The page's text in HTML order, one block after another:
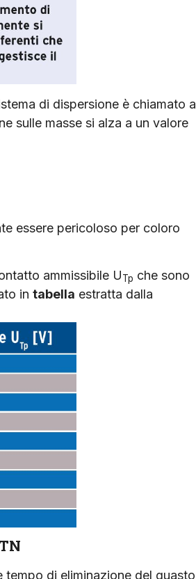
di dispersione è chiamato a
sulle masse si alza a un valore
essere pericoloso per coloro
ammissibile UTp che sono
in tabella estratta dalla
tempo di eliminazione del guasto